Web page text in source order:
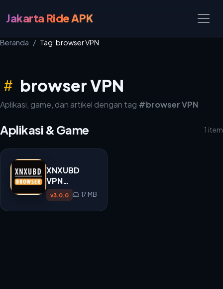
Jakarta Ride APK
Beranda Tag: browser VPN
browser VPN
Aplikasi, game, dan artikel dengan tag #browser VPN
Aplikasi & Game 1 item
XNXUBD
VPN
Browser
APK 3.0.0
v3.0.0 17 MB